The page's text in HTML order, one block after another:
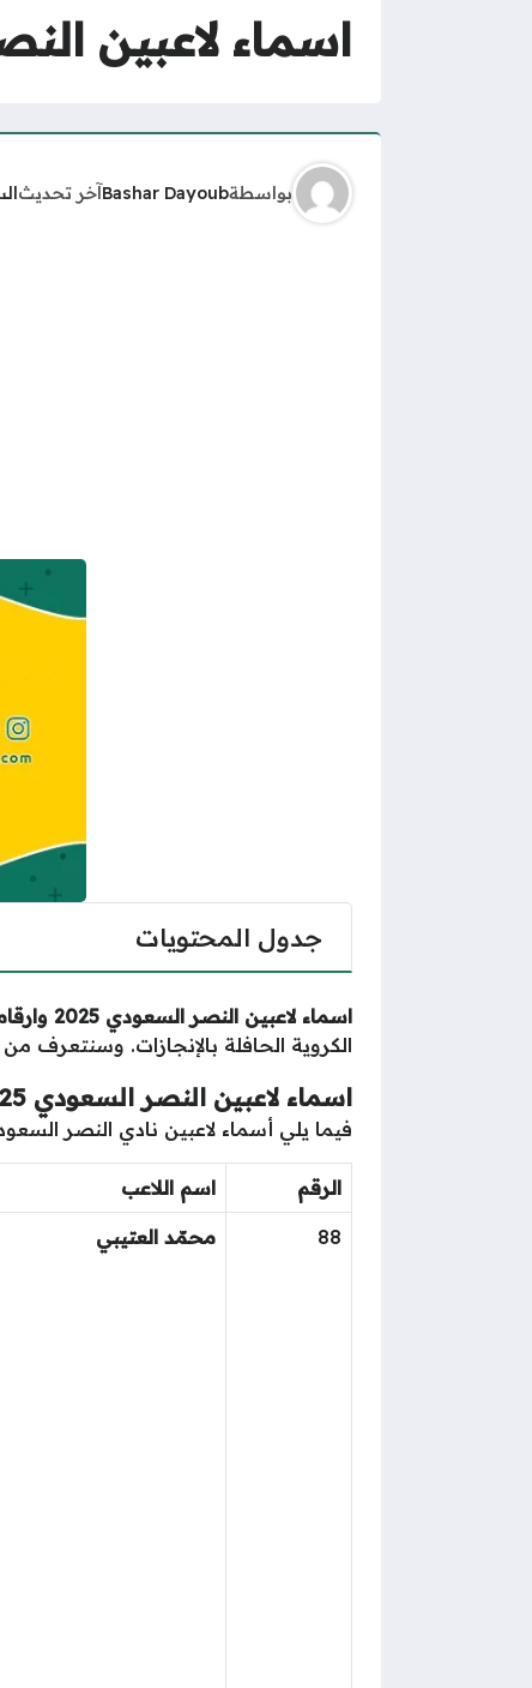
اسماء لاعبين النصر السعودي
بواسطةBashar Dayoubآخر تحديث
جدول المحتويات
اسماء لاعبين النصر السعودي 2025 وارقامهم بالصور
الكروية الحافلة بالإنجازات. وسنتعرف
اسماء لاعبين النصر السعودي 2025 وارقامهم بالصور
فيما يلي أسماء لاعبين نادي النصر
الرقم اسم اللاعب
88 محمّد العتيبي